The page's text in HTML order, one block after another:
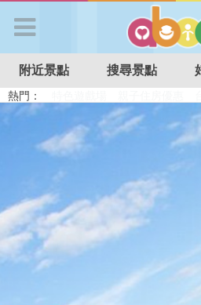
APP登入
首 頁
搜尋景點
好康優惠
附近景點 搜尋景點
熱門：
特色遊戲場
親子住房優惠 台北親子餐